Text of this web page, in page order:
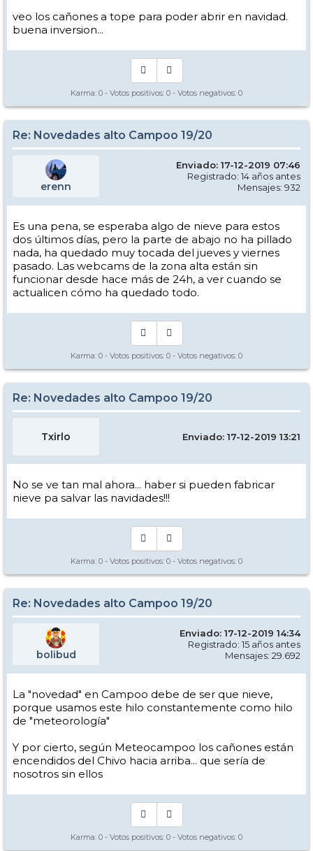
veo los cañones a tope para poder abrir en navidad.
buena inversion...
Karma: 0 - Votos positivos: 0 - Votos negativos: 0
Re: Novedades alto Campoo 19/20
erenn
Enviado: 17-12-2019 07:46
Registrado: 14 años antes
Mensajes: 932
Es una pena, se esperaba algo de nieve para estos
dos últimos días, pero la parte de abajo no ha pillado
nada, ha quedado muy tocada del jueves y viernes
pasado. Las webcams de la zona alta están sin
funcionar desde hace más de 24h, a ver cuando se
actualicen cómo ha quedado todo.
Karma: 0 - Votos positivos: 0 - Votos negativos: 0
Re: Novedades alto Campoo 19/20
Txirlo Enviado: 17-12-2019 13:21
No se ve tan mal ahora... haber si pueden fabricar
nieve pa salvar las navidades!!!
Karma: 0 - Votos positivos: 0 - Votos negativos: 0
Re: Novedades alto Campoo 19/20
bolibud
Enviado: 17-12-2019 14:34
Registrado: 15 años antes
Mensajes: 29.692
La "novedad" en Campoo debe de ser que nieve,
porque usamos este hilo constantemente como hilo
de "meteorología"
Y por cierto, según Meteocampoo los cañones están
encendidos del Chivo hacia arriba... que sería de
nosotros sin ellos
Karma: 0 - Votos positivos: 0 - Votos negativos: 0